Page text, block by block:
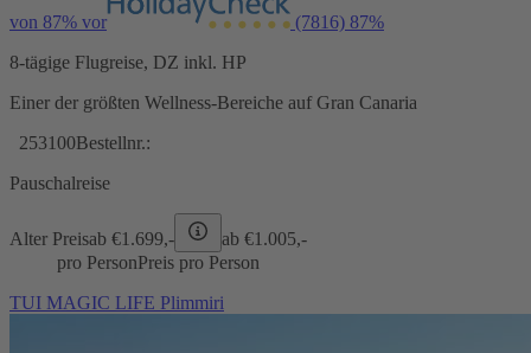
von 87% vor (7816) 87%
8-tägige Flugreise, DZ inkl. HP
Einer der größten Wellness-Bereiche auf Gran Canaria
253100Bestellnr.:
Pauschalreise
Alter Preisab €1.699,- ab €1.005,-
pro PersonPreis pro Person
TUI MAGIC LIFE Plimmiri